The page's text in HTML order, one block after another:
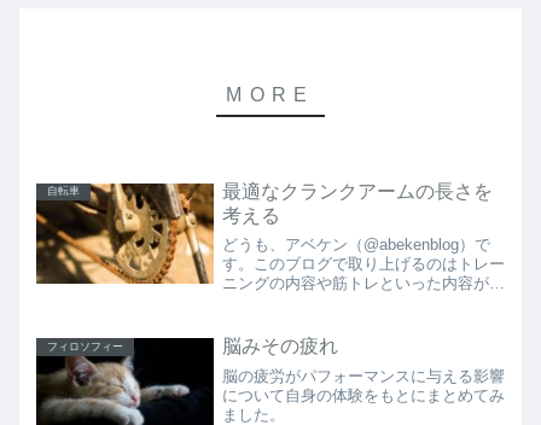
自転車
最適なクランクアームの長さを
考える
どうも、アベケン（@abekenblog）で
す。このブログで取り上げるのはトレー
ニングの内容や筋トレといった内容が多
ポーツの側面もあるので、今回は（珍し
く）パフォーマン...
フィロソフィー 脳みその疲れ
脳の疲労がパフォーマンスに与える影響
について自身の体験をもとにまとめてみ
ました。